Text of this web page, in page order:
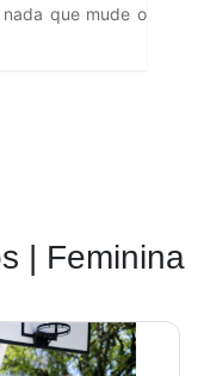
que mude o
| Feminina